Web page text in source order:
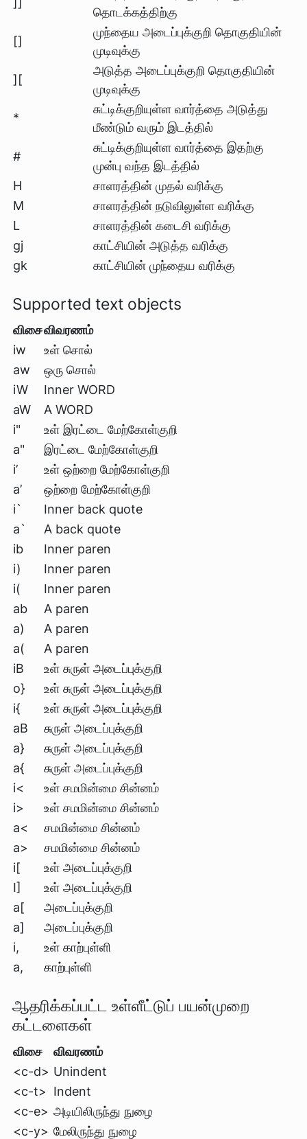
தொடக்கத்திற்கு
[]
முந்தைய அடைப்புக்குறி தொகுதியின்
முடிவுக்கு
][
அடுத்த அடைப்புக்குறி தொகுதியின்
முடிவுக்கு
*
சுட்டிக்குறியுள்ள வார்த்தை அடுத்து
மீண்டும் வரும் இடத்தில்
#
சுட்டிக்குறியுள்ள வார்த்தை இதற்கு
முன்பு வந்த இடத்தில்
H
சாளரத்தின் முதல் வரிக்கு
M
சாளரத்தின் நடுவிலுள்ள வரிக்கு
L
சாளரத்தின் கடைசி வரிக்கு
gj
காட்சியின் அடுத்த வரிக்கு
gk
காட்சியின் முந்தைய வரிக்கு
Supported text objects
விசைவிவரணம்
iw
உள் சொல்
aw
ஒரு சொல்
iW
Inner WORD
aW
A WORD
i"
உள் இரட்டை மேற்கோள்குறி
a"
இரட்டை மேற்கோள்குறி
i’
உள் ஒற்றை மேற்கோள்குறி
a’
ஒற்றை மேற்கோள்குறி
i`
Inner back quote
a`
A back quote
ib
Inner paren
i)
Inner paren
i(
Inner paren
ab
A paren
a)
A paren
a(
A paren
iB
உள் சுருள் அடைப்புக்குறி
o}
உள் சுருள் அடைப்புக்குறி
i{
உள் சுருள் அடைப்புக்குறி
aB
சுருள் அடைப்புக்குறி
a}
சுருள் அடைப்புக்குறி
a{
சுருள் அடைப்புக்குறி
i<
உள் சமமின்மை சின்னம்
i>
உள் சமமின்மை சின்னம்
a<
சமமின்மை சின்னம்
a>
சமமின்மை சின்னம்
i[
உள் அடைப்புக்குறி
I]
உள் அடைப்புக்குறி
a[
அடைப்புக்குறி
a]
அடைப்புக்குறி
i,
உள் காற்புள்ளி
a,
காற்புள்ளி
ஆதரிக்கப்பட்ட உள்ளீட்டுப் பயன்முறை
கட்டளைகள்
விசை
விவரணம்
<c-d> Unindent
<c-t>
Indent
<c-e> அடியிலிருந்து நுழை
<c-y> மேலிருந்து நுழை